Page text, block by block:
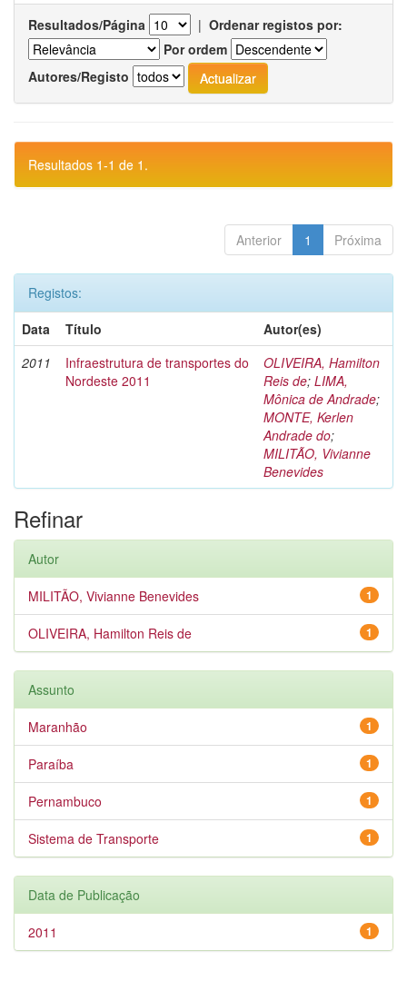
Resultados/Página | Ordenar registos por:
Por ordem
Autores/Registo
Resultados 1-1 de 1.
Anterior 1 Próxima
Registos:
Data
Título
Autor(es)
2011
Infraestrutura de transportes do
Nordeste 2011
OLIVEIRA, Hamilton
Reis de; LIMA,
Mônica de Andrade;
MONTE, Kerlen
Andrade do;
MILITÃO, Vivianne
Benevides
Refinar
Autor
1
MILITÃO, Vivianne Benevides
1
OLIVEIRA, Hamilton Reis de
Assunto
1
Maranhão
1
Paraíba
1
Pernambuco
1
Sistema de Transporte
Data de Publicação
1
2011